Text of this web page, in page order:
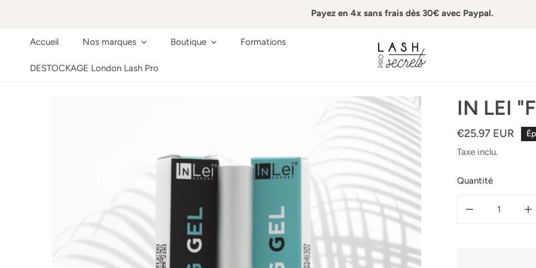
Payez en 4x sans frais dès 30€ avec Paypal.
Accueil
Nos marques Boutique Formations
DESTOCKAGE London Lash Pro
IN LEI
Prix
habituel
€25.97 EUR
Taxe inclu.
Quantité